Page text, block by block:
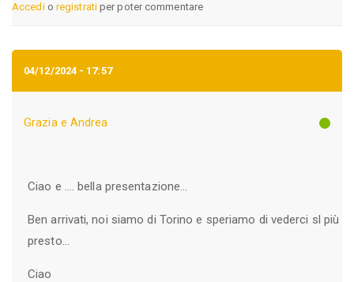
Accedio registratiper poter commentare
04/12/2024 - 17:57
Grazia e Andrea
Ciao e .... bella presentazione...
Ben arrivati, noi siamo di Torino e speriamo di vederci sl più
presto...
Ciao